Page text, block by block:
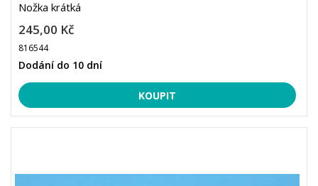
Nožka krátká
245,00 Kč
816544
Dodání do 10 dní